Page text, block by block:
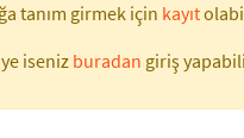
tanım girmek için kayıt
iseniz buradan giriş